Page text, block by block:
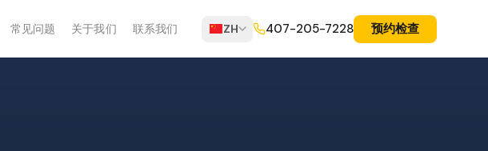
常见问题 关于我们 联系我们 ZH 407-205-7228 预约检查